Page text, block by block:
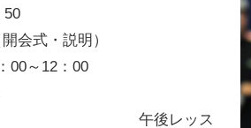
50
会式・説明）
：00～ 12 ：00
レッス